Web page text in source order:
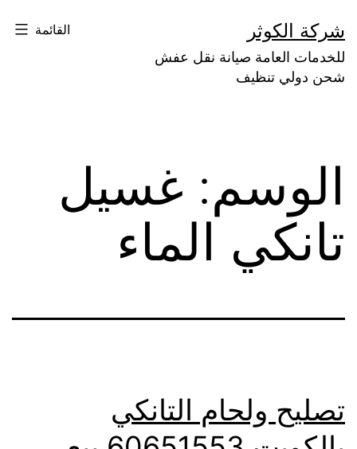
إلى
المحتوى
شركة الكوثر
للخدمات العامة صيانة نقل عفش
شحن دولي تنظيف
القائمة
الوسم: غسيل
تانكي الماء
تصليح ولحام التانكي